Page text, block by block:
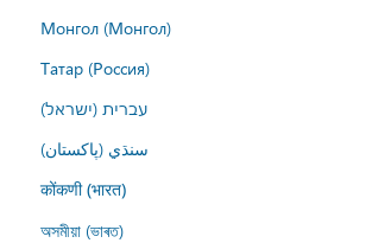
Монгол (Монгол)
Татар (Россия)
עברית (ישראל)
سنڌي (پاکستان)
कोंकणी (भारत)
অসমীয়া (ভাৰত)